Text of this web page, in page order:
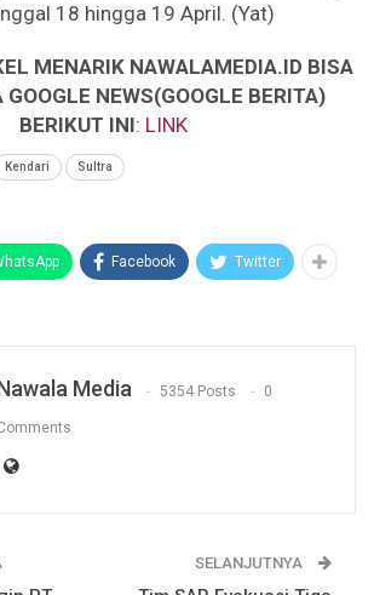
18 hingga 19 April. (Yat)
MENARIK NAWALAMEDIA.ID BISA
GOOGLE NEWS(GOOGLE BERITA)
BERIKUT INI: LINK
Kendari Sultra
Facebook Twitter
Media 5354 Posts 0
SELANJUTNYA